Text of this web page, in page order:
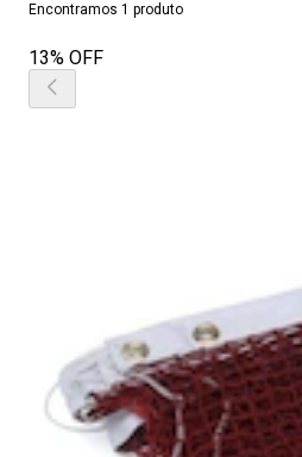
Encontramos 1 produto
13% OFF